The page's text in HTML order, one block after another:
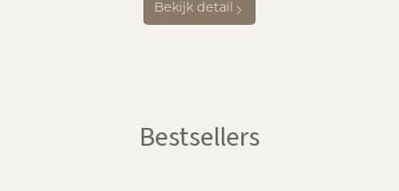
Bekijk detail
Bestsellers